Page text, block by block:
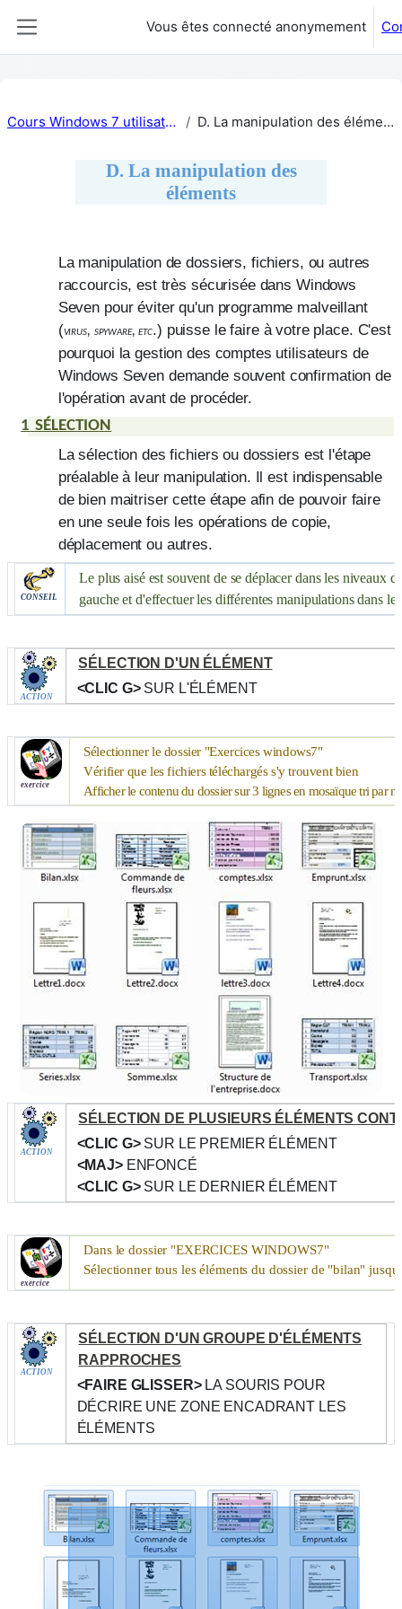
Passer au contenu principalVous êtes connecté anonymement
Cours Windows 7 utilisation D. La manipulation des éléments
D. La manipulation des
éléments
La manipulation de dossiers, fichiers, ou autres
raccourcis, est très sécurisée dans Windows
Seven pour éviter qu'un programme malveillant
(virus, spyware, etc.) puisse le faire à votre place. C'est
pourquoi la gestion des comptes utilisateurs de
Windows Seven demande souvent confirmation de
l'opération avant de procéder.
1 SÉLECTION
La sélection des fichiers ou dossiers est l'étape
préalable à leur manipulation. Il est indispensable
de bien maitriser cette étape afin de pouvoir faire
en une seule fois les opérations de copie,
déplacement ou autres.
CONSEIL
Le plus aisé est souvent de se déplacer dans les niveaux
gauche et d'effectuer les différentes manipulations dans
ACTION
SÉLECTION D'UN ÉLÉMENT
<CLIC G> SUR L'ÉLÉMENT
exercice
Sélectionner le dossier "Exercices windows7"
Vérifier que les fichiers téléchargés s'y trouvent bien
Afficher le contenu du dossier sur 3 lignes en mosaïque tri par
ACTION
SÉLECTION DE PLUSIEURS ÉLÉMENTS
<CLIC G> SUR LE PREMIER ÉLÉMENT
<MAJ>ENFONCÉ
<CLIC G> SUR LE DERNIER ÉLÉMENT
exercice
Dans le dossier "EXERCICES WINDOWS7"
Sélectionner tous les éléments du dossier de "bilan"
ACTION
SÉLECTION D'UN GROUPE D'ÉLÉMENTS
RAPPROCHES
<FAIRE GLISSER>LA SOURIS POUR
DÉCRIRE UNE ZONE ENCADRANT LES
ÉLÉMENTS